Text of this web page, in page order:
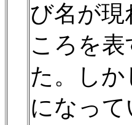
び名が現
ころを
た。し
になって